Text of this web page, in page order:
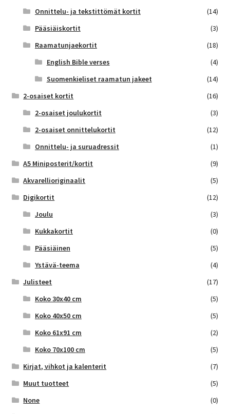
Onnittelu- ja tekstittömät kortit
(14)
Pääsiäiskortit
(3)
Raamatunjaekortit
(18)
English Bible verses
(4)
Suomenkieliset raamatun jakeet
(14)
2-osaiset kortit
(16)
2-osaiset joulukortit
(3)
2-osaiset onnittelukortit
(12)
Onnittelu- ja suruadressit
(1)
A5 Miniposterit/kortit
(9)
Akvarellioriginaalit
(5)
Digikortit
(12)
Joulu
(3)
Kukkakortit
(0)
Pääsiäinen
(5)
Ystävä-teema
(4)
Julisteet
(17)
Koko 30x40 cm
(5)
Koko 40x50 cm
(5)
Koko 61x91 cm
(2)
Koko 70x100 cm
(5)
Kirjat, vihkot ja kalenterit
(7)
Muut tuotteet
(5)
None
(0)